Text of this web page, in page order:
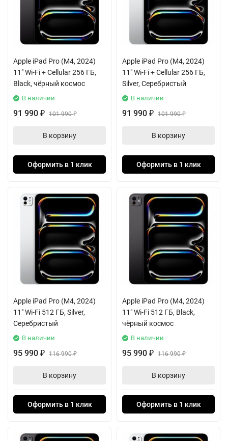
Apple iPad Pro (M4, 2024)
11" Wi-Fi + Cellular 256 ГБ,
Black, чёрный космос
В наличии
91 990 ₽ 101 990₽
В корзину
Оформить в 1 клик
Apple iPad Pro (M4, 2024)
11" Wi-Fi + Cellular 256 ГБ,
Silver, Серебристый
В наличии
91 990 ₽ 101 990₽
В корзину
Оформить в 1 клик
Apple iPad Pro (M4, 2024)
11" Wi-Fi 512 ГБ, Silver,
Серебристый
В наличии
95 990 ₽ 116 990₽
В корзину
Оформить в 1 клик
Apple iPad Pro (M4, 2024)
11" Wi-Fi 512 ГБ, Black,
чёрный космос
В наличии
95 990 ₽ 116 990₽
В корзину
Оформить в 1 клик